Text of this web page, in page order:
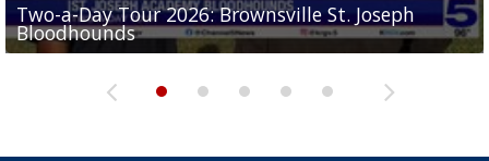
Two-a-Day Tour 2026: Brownsville St. Joseph
Bloodhounds
Two-a-Day Tour 2026: St. Joseph Academy
Bloodhounds
Two-a-Day Tour 2026: Sharyland Rattlers
Sit-down interview with UTRGV wide receiver
Tavian Cord
Two-a-Day Tour 2026: Raymondville Bearkats